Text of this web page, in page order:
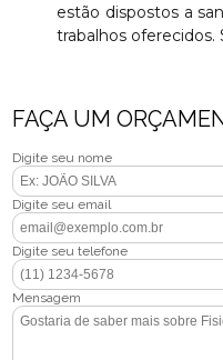
estão dispostos a
trabalhos oferecidos.
FAÇA UM
Digite seu nome
Digite seu email
Digite seu telefone
Mensagem